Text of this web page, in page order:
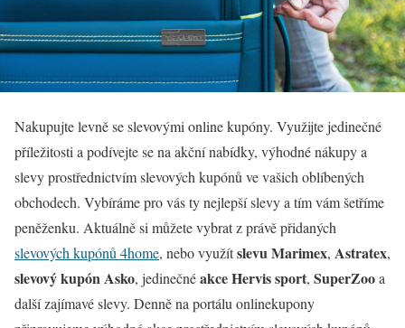
Nakupujte levně se slevovými online kupóny. Využijte jedinečné
příležitosti a podívejte se na akční nabídky, výhodné nákupy a
slevy prostřednictvím slevových kupónů ve vašich oblíbených
obchodech. Vybíráme pro vás ty nejlepší slevy a tím vám šetříme
peněženku. Aktuálně si můžete vybrat z právě přidaných
slevových kupónů 4home, nebo využítslevu Marimex, Astratex,
slevový kupón Asko, jedinečnéakceHervis sport, SuperZooa
další zajímavé slevy. Denně na portálu onlinekupony